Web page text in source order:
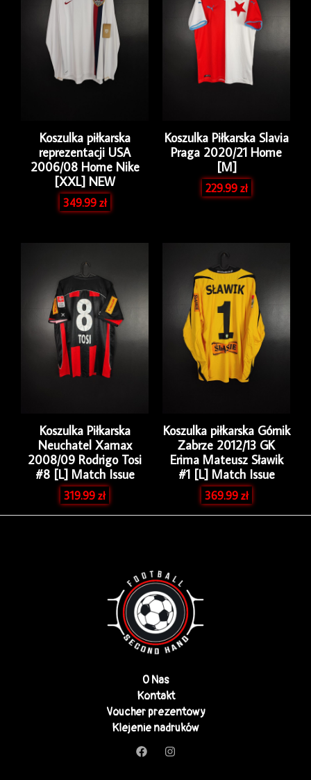
Koszulka piłkarska
reprezentacji USA
2006/08 Home Nike
[XXL] NEW
349.99zł
Koszulka Piłkarska Slavia
Praga 2020/21 Home
[M]
229.99zł
Koszulka Piłkarska
Neuchatel Xamax
2008/09 Rodrigo Tosi
#8 [L] Match Issue
319.99zł
Koszulka piłkarska Górnik
Zabrze 2012/13 GK
Erima Mateusz Sławik
#1 [L] Match Issue
369.99zł
O Nas
Kontakt
Voucher prezentowy
Klejenie nadruków